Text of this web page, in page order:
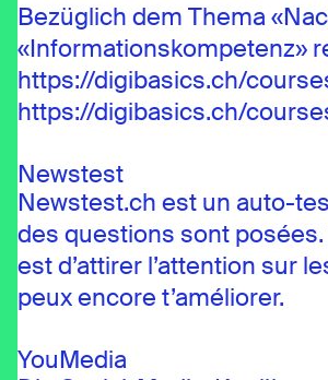
Bezüglich dem Thema
«Informationskompetenz»
https://digibasics.ch/
https://digibasics.ch/
Newstest
Newstest.ch est un auto-
des questions sont
est d’attirer l’attention sur
peux encore t’améliorer.
YouMedia